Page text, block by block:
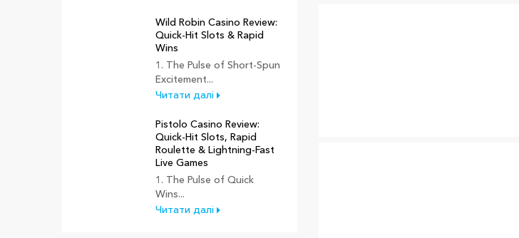
Wild Robin Casino Review:
Quick‑Hit Slots & Rapid
Wins
1. The Pulse of Short‑Spun
Excitement...
Читати далі
Pistolo Casino Review:
Quick‑Hit Slots, Rapid
Roulette & Lightning‑Fast
Live Games
1. The Pulse of Quick
Wins...
Читати далі